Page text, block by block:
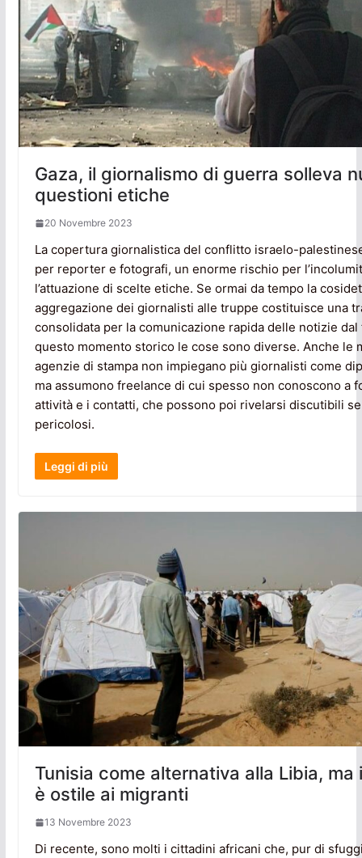
Gaza, il giornalismo di guerra solleva
questioni etiche
20 Novembre 2023
La copertura giornalistica del conflitto israelo-
per reporter e fotografi, un enorme rischio per
l’attuazione di scelte etiche. Se ormai da tempo la
aggregazione dei giornalisti alle truppe costituisce una
consolidata per la comunicazione rapida delle notizie
questo momento storico le cose sono diverse. Anche le
agenzie di stampa non impiegano più giornalisti come
ma assumono freelance di cui spesso non conoscono a
attività e i contatti, che possono poi rivelarsi discutibili
pericolosi.
Leggi di più
Tunisia come alternativa alla Libia, ma
è ostile ai migranti
13 Novembre 2023
Di recente, sono molti i cittadini africani che, pur di